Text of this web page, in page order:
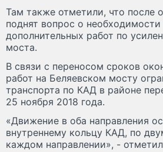
Там также отметили, что после
поднят вопрос о
дополнительных работ по
моста.
В связи с переносом сроков
работ на Беляевском мосту
транспорта по КАД в районе
25 ноября 2018 года.
«Движение в оба направления
внутреннему кольцу КАД, по
каждом направлении», -